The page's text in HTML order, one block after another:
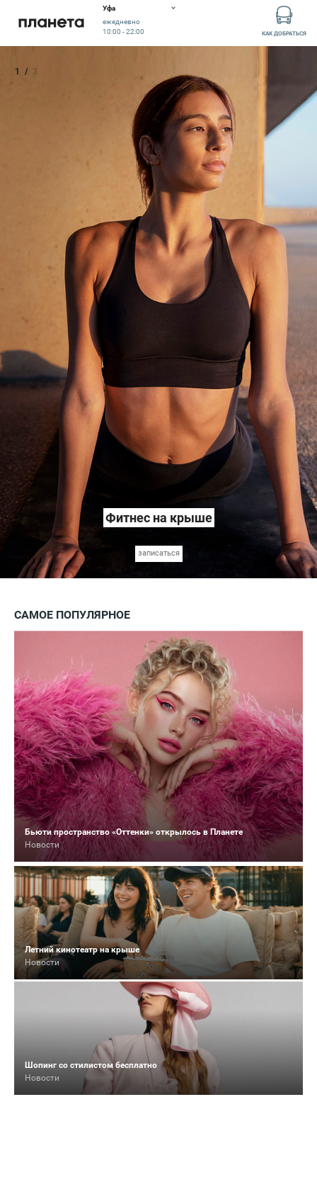
Уфа
ежедневно
10:00 - 22:00
КАК ДОБРАТЬСЯ
Фитнес на крыше
записаться
1 / 3
САМОЕ ПОПУЛЯРНОЕ
Бьюти пространство «Оттенки» открылось в Планете
Новости
Летний кинотеатр на крыше
Новости
Шопинг со стилистом бесплатно
Новости